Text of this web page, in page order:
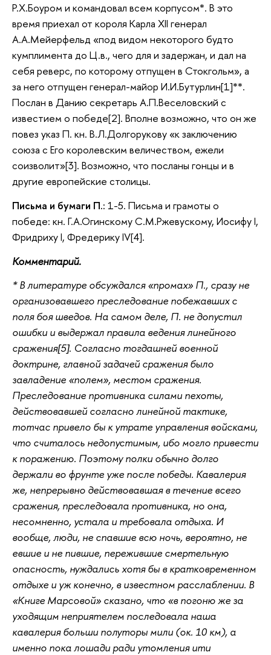
Р.Х.Боуром и командовал всем корпусом*. В это
время приехал от короля Карла XII генерал
А.А.Мейерфельд «под видом некоторого будто
кумплимента до Ц.в., чего для и задержан, и дал на
себя реверс, по которому отпущен в Стокгольм», а
за него отпущен генерал-майор И.И.Бутурлин[1]**.
Послан в Данию секретарь А.П.Веселовский с
известием о победе[2]. Вполне возможно, что он же
повез указ П. кн. В.Л.Долгорукову «к заключению
союза с Его королевским величеством, ежели
соизволит»[3]. Возможно, что посланы гонцы и в
другие европейские столицы.
Письма и бумаги П.: 1-5. Письма и грамоты о
победе: кн. Г.А.Огинскому С.М.Ржевускому, Иосифу I,
Фридриху I, Фредерику IV[4].
Комментарий.
* В литературе обсуждался «промах» П., сразу не
организовавшего преследование побежавших с
поля боя шведов. На самом деле, П. не допустил
ошибки и выдержал правила ведения линейного
сражения[5]. Согласно тогдашней военной
доктрине, главной задачей сражения было
завладение «полем», местом сражения.
Преследование противника силами пехоты,
действовавшей согласно линейной тактике,
тотчас привело бы к утрате управления войсками,
что считалось недопустимым, ибо могло привести
к поражению. Поэтому полки обычно долго
держали во фрунте уже после победы. Кавалерия
же, непрерывно действовавшая в течение всего
сражения, преследовала противника, но она,
несомненно, устала и требовала отдыха. И
вообще, люди, не спавшие всю ночь, вероятно, не
евшие и не пившие, пережившие смертельную
опасность, нуждались хотя бы в кратковременном
отдыхе и уж конечно, в известном расслаблении. В
«Книге Марсовой» сказано, что «в погоню же за
уходящим неприятелем последовала наша
кавалерия больши полуторы мили (ок. 10 км), а
именно пока лошади ради утомления ити